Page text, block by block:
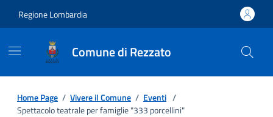
Regione Lombardia
Comune di Rezzato
Home Page / Vivere il Comune / Eventi /
Spettacolo teatrale per famiglie "333 porcellini"